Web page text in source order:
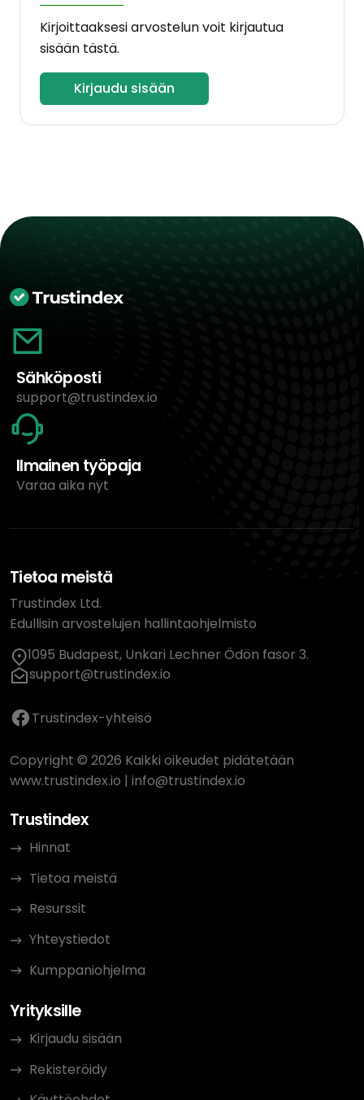
Kirjoittaaksesi arvostelun voit kirjautua
sisään tästä.
Kirjaudu sisään
Sähköposti
support@trustindex.io
Ilmainen työpaja
Varaa aika nyt
Tietoa meistä
Trustindex Ltd.
Edullisin arvostelujen hallintaohjelmisto
1095 Budapest, Unkari Lechner Ödön fasor 3.
support@trustindex.io
Trustindex-yhteisö
Copyright © 2026 Kaikki oikeudet pidätetään
www.trustindex.io | info@trustindex.io
Trustindex
Hinnat
Tietoa meistä
Resurssit
Yhteystiedot
Kumppaniohjelma
Yrityksille
Kirjaudu sisään
Rekisteröidy